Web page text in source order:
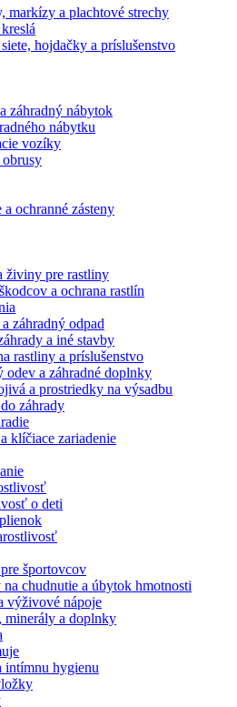
markízy a plachtové strechy
hojdačky a príslušenstvo
záhradný nábytok
nábytku
vozíky
obrusy
a ochranné zásteny
živiny pre rastliny
a ochrana rastlín
záhradný odpad
a iné stavby
rastliny a príslušenstvo
odev a záhradné doplnky
a prostriedky na výsadbu
záhrady
klíčiace zariadenie
o deti
športovcov
chudnutie a úbytok hmotnosti
výživové nápoje
minerály a doplnky
intímnu hygienu